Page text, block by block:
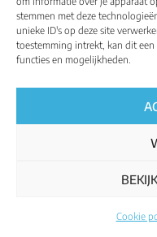
stemmen met deze
unieke ID's op deze site
toestemming intrekt, kan dit
functies en mogelijkheden.
Cookie